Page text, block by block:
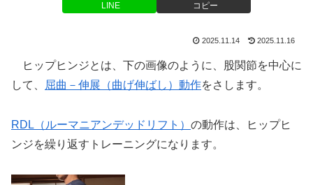
LINE コピー
2025.11.14 2025.11.16
ヒップヒンジとは、下の画像のように、股関節を中心に
して、
屈曲－伸展（曲げ伸ばし）動作をさします。
RDL（ルーマニアンデッドリフト） の動作は、ヒップヒ
ンジを繰り返すトレーニングになります。